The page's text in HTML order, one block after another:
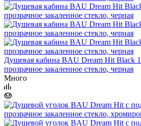
Душевая кабина BAU Dream Hit Black
прозрачное закаленное стекло, черная
Много